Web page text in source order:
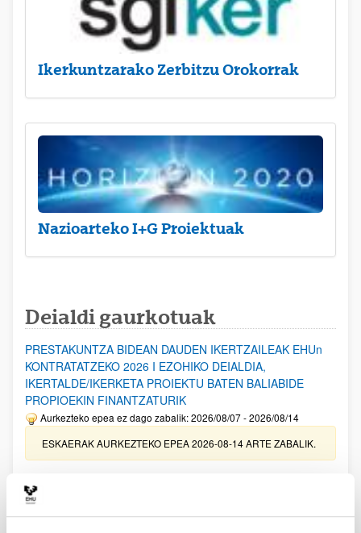
Ikerkuntzarako Zerbitzu Orokorrak
Nazioarteko I+G Proiektuak
Deialdi gaurkotuak
PRESTAKUNTZA BIDEAN DAUDEN IKERTZAILEAK EHUn
KONTRATATZEKO 2026 I EZOHIKO DEIALDIA,
IKERTALDE/IKERKETA PROIEKTU BATEN BALIABIDE
PROPIOEKIN FINANTZATURIK
Aurkezteko epea ez dago zabalik: 2026/08/07 - 2026/08/14
ESKAERAK AURKEZTEKO EPEA 2026-08-14 ARTE ZABALIK.
erosi eta berritzeko laguntzak 2026
Izapide irekia